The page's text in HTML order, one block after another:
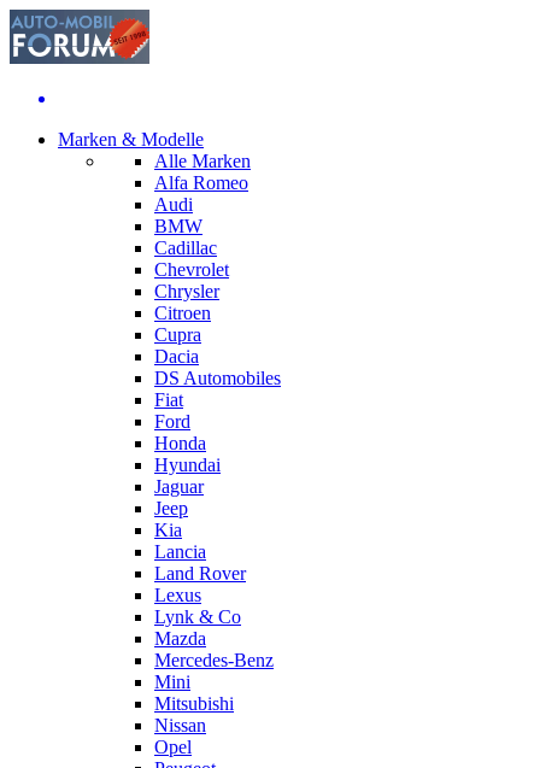
Marken & Modelle
Alle Marken
Alfa Romeo
Audi
BMW
Cadillac
Chevrolet
Chrysler
Citroen
Cupra
Dacia
DS Automobiles
Fiat
Ford
Honda
Hyundai
Jaguar
Jeep
Kia
Lancia
Land Rover
Lexus
Lynk & Co
Mazda
Mercedes-Benz
Mini
Mitsubishi
Nissan
Opel